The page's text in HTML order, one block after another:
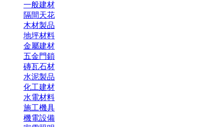
一般建材
隔間天花
木材製品
地坪材料
金屬建材
五金門鎖
磚瓦石材
水泥製品
化工建材
水電材料
施工機具
機電設備